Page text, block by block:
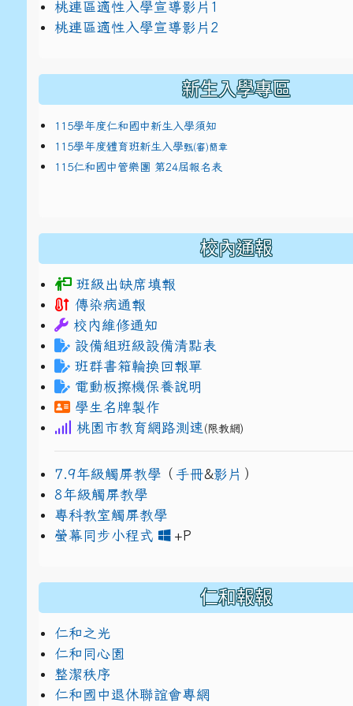
link to https://docs.google.com/
桃連區適性入學宣導影片1
link to https://docs.google.com/
桃連區適性入學宣導影片2
新生入學專區
115學年度仁和國中新生入學須知
115學年度體育班新生入學甄(審)簡章
115仁和國中管樂團 第24屆報名表
校內通報
班級出缺席填報
傳染病通報
校內維修通知
設備組班級設備清點表
班群書箱輪換回報單
電動板擦機保養說明
學生名牌製作
桃園市教育網路測速 (限教網)
7.9年級觸屏教學 （ 手冊&影片 ）
8年級觸屏教學
專科教室觸屏教學
螢幕同步小程式
+Plink to https://
link to https://
仁和報報
仁和之光
仁和同心園
整潔秩序
仁和國中退休聯誼會專網